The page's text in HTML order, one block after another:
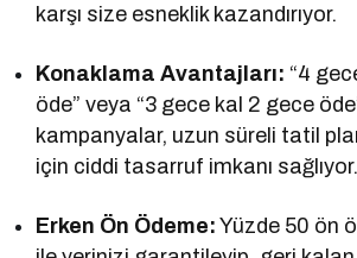
karşı size esneklik kazandırıyor.
Konaklama Avantajları: “4
öde” veya “3 gece kal 2 gece
kampanyalar, uzun süreli tatil
için ciddi tasarruf imkanı sağlıyor.
Erken Ön Ödeme: Yüzde 50 ön